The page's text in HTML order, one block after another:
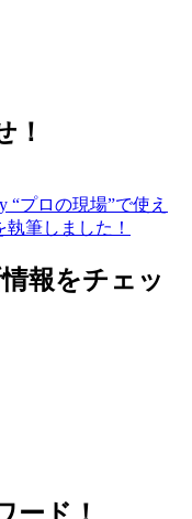
！
“プロの現場”で使え
筆しました！
報をチェッ
ード！